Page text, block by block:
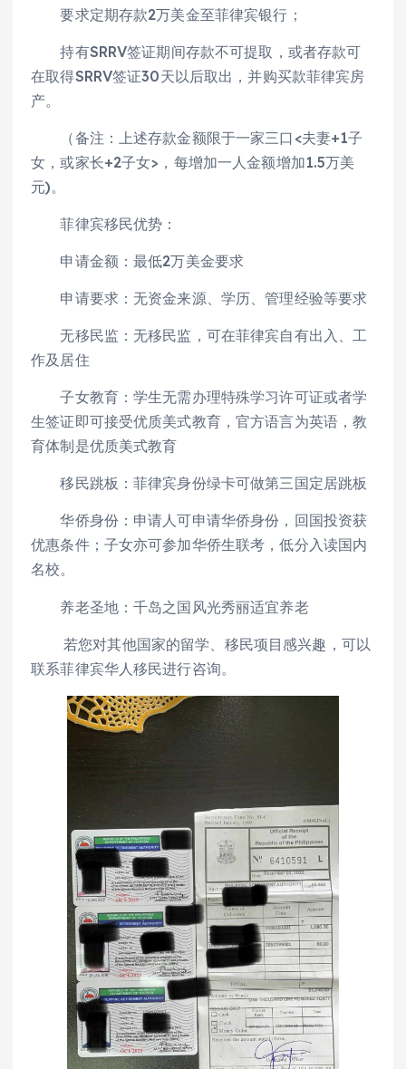
要求定期存款2万美金至菲律宾银行；
持有SRRV签证期间存款不可提取，或者存款可
在取得SRRV签证30天以后取出，并购买款菲律宾房
产。
（备注：上述存款金额限于一家三口<夫妻+1子
女，或家长+2子女>，每增加一人金额增加1.5万美
元)。
菲律宾移民优势：
申请金额：最低2万美金要求
申请要求：无资金来源、学历、管理经验等要求
无移民监：无移民监，可在菲律宾自有出入、工
作及居住
子女教育：学生无需办理特殊学习许可证或者学
生签证即可接受优质美式教育，官方语言为英语，教
育体制是优质美式教育
移民跳板：菲律宾身份绿卡可做第三国定居跳板
华侨身份：申请人可申请华侨身份，回国投资获
优惠条件；子女亦可参加华侨生联考，低分入读国内
名校。
养老圣地：千岛之国风光秀丽适宜养老
若您对其他国家的留学、移民项目感兴趣，可以
联系菲律宾华人移民进行咨询。